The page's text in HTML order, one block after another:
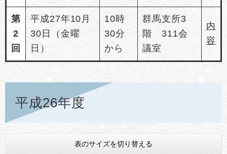
第
2
回
平成27年10月
30日（金曜
日）
10時
30分
から
群馬支所3
階 311会
議室
内
容
平成26年度
表のサイズを切り替える